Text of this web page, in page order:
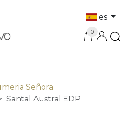
es
0
Señora
Santal Austral EDP